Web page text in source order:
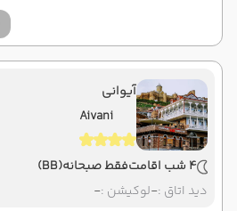
آیوانی
Aivani
4 شب اقامت فقط صبحانه(BB)
دید اتاق :-لوکیشن :-